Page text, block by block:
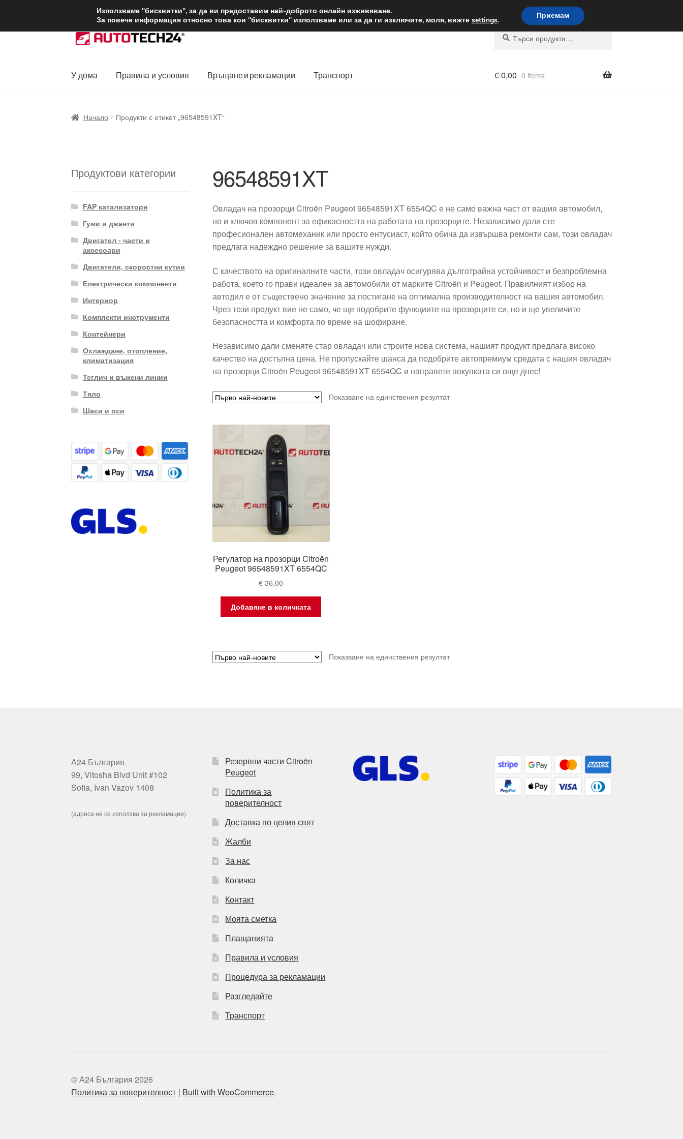
ДОСТАВКА от 12 лв. Доставка по целия свят
Skip
to
Skip
to
Търсене
Търсене
У дома Правила и условия Връщане и рекламации Транспорт €0,00 0 items
Начало Продукти с етикет „96548591XT“
96548591XT
Овладач на прозорци Citroën Peugeot 96548591XT 6554QC е не само важна част от вашия автомобил,
но и ключов компонент за ефикасността на работата на прозорците. Независимо дали сте
професионален автомеханик или просто ентусиаст, който обича да извършва ремонти сам, този овладач
предлага надеждно решение за вашите нужди.
С качеството на оригиналните части, този овладач осигурява дълготрайна устойчивост и безпроблемна
работа, което го прави идеален за автомобили от марките Citroën и Peugeot. Правилният избор на
автодил е от съществено значение за постигане на оптимална производителност на вашия автомобил.
Чрез този продукт вие не само, че ще подобрите функциите на прозорците си, но и ще увеличите
безопасността и комфорта по време на шофиране.
Независимо дали сменяте стар овладач или строите нова система, нашият продукт предлага високо
качество на достъпна цена. Не пропускайте шанса да подобрите автопремиум средата с нашия овладач
на прозорци Citroën Peugeot 96548591XT 6554QC и направете покупката си още днес!
Показване на единствения резултат
Регулатор на прозорци Citroën
Peugeot 96548591XT 6554QC
€ 36,00
Добавяне в количката
Показване на единствения резултат
Продуктови категории
FAP катализатори
Гуми и джанти
Двигател - части и
аксесоари
Двигатели, скоростни кутии
Електрически компоненти
Интериор
Комплекти инструменти
Контейнери
Охлаждане, отопление,
климатизация
Теглич и въжени линии
Тяло
Шаси и оси
А24 България
99, Vitosha Blvd Unit #102
Sofia, Ivan Vazov 1408
(адреса не се използва за рекламации)
Резервни части Citroën
Peugeot
Политика за
поверителност
Доставка по целия свят
Жалби
За нас
Количка
Контакт
Моята сметка
Плащанията
Правила и условия
Процедура за рекламации
Разгледайте
Транспорт
© А24 България 2026
Политика за поверителност
Built with WooCommerce.
Използваме "бисквитки", за да ви предоставим най-доброто онлайн изживяване.
За повече информация относно това кои "бисквитки" използваме или за да ги изключите, моля, вижте settings. Приемам